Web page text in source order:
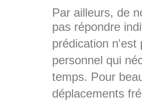
Par ailleurs, de
pas répondre
prédication n'est
personnel qui
temps. Pour
déplacements